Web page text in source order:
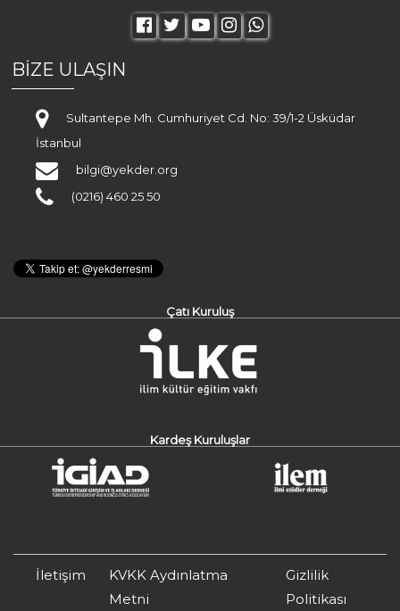
BİZE ULAŞIN
Sultantepe Mh. Cumhuriyet Cd. No: 39/1-2 Üsküdar
İstanbul
bilgi@yekder.org
(0216) 460 25 50
Çatı Kuruluş
Kardeş Kuruluşlar
İletişim
KVKK Aydınlatma
Metni
Gizlilik
Politikası